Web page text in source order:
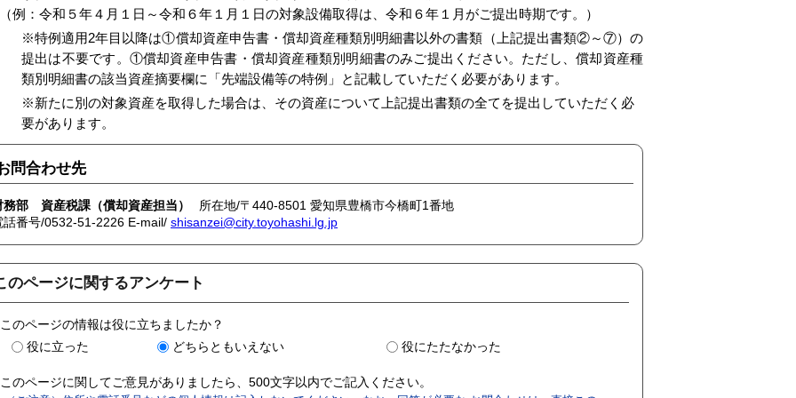
：令和５年４月１日～令和６年１月１日の対象設備取得は、令和６年１月がご提出時期です。）
※特例適用2年目以降は①償却資産申告書・償却資産種類別明細書以外の書類（上記提出書類②～⑦）の
提出は不要です。①償却資産申告書・償却資産種類別明細書のみご提出ください。ただし、償却資産種
類別明細書の該当資産摘要欄に「先端設備等の特例」と記載していただく必要があります。
※新たに別の対象資産を取得した場合は、その資産について上記提出書類の全てを提出していただく必
要があります。
問合わせ先
務部 資産税課（償却資産担当）
所在地/〒440-8501 愛知県豊橋市今橋町1番地
話番号/0532-51-2226 E-mail/ shisanzei@city.toyohashi.lg.jp
のページに関するアンケート
このページの情報は役に立ちましたか？
役に立った
どちらともいえない 役にたたなかった
このページに関してご意見がありましたら、500文字以内でご記入ください。